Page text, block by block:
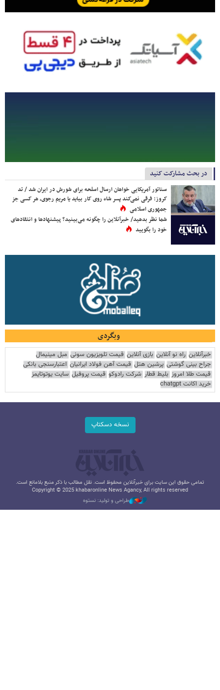
در بحث مشارکت کنید
سناتور آمریکایی خواهان ارسال اسلحه برای شورش در ایران شد / تد
کروز: فرقی نمی‌کند پسر شاه روی کار بیاید یا مریم رجوی، هر کسی جز
جمهوری اسلامی
شما نظر بدهید/ خبرآنلاین را چگونه می‌بینید؟ پیشنهادها و انتقادهای
خود را بگویید
وبگردی
خبرآنلاین راه نو آنلاین بازی آنلاین قیمت تلویزیون سونی مبل مینیمال
جراح بینی گوشتی پرشین هتل قیمت آهن فولاد ایرانیان اعتبارسنجی بانکی
قیمت طلا امروز بلیط قطار شرکت رادوکو قیمت پروفیل سایت یوتوتایمز
خرید اکانت chatgpt
نسخه دسکتاپ
تمامی حقوق این سایت برای خبرآنلاین محفوظ است. نقل مطالب با ذکر منبع بلامانع است.
Copyright © 2025 khabaronline News Agancy, All rights reserved
طراحی و تولید: نستوه